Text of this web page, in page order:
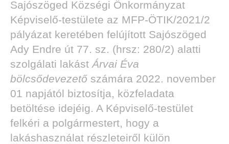
Sajószöged Községi Önkormányzat
Képviselő-testülete az MFP-ÖTIK/2021/2
pályázat keretében felújított Sajószöged
Ady Endre út 77. sz. (hrsz: 280/2) alatti
szolgálati lakást Árvai Éva
bölcsődevezető számára 2022. november
01 napjától biztosítja, közfeladata
betöltése idejéig. A Képviselő-testület
felkéri a polgármestert, hogy a
lakáshasználat részleteiről külön